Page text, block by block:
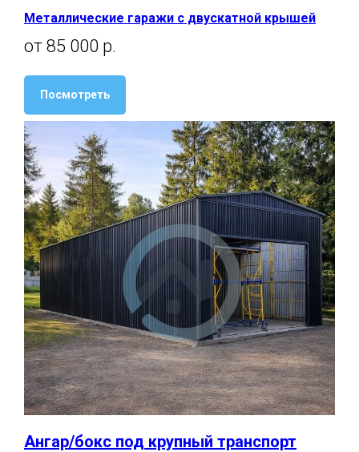
Металлические гаражи с двускатной крышей
от 85 000 р.
Посмотреть
Ангар/бокс под крупный транспорт